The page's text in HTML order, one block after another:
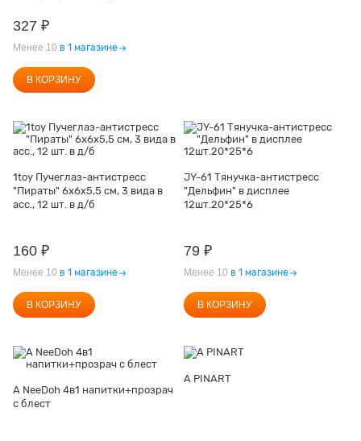
327 ₽
Менее 10 в 1 магазине
В КОРЗИНУ
1toy Пучеглаз-антистресс
"Пираты" 6х6x5,5 см, 3 вида в
асс., 12 шт. в д/б
160 ₽
Менее 10 в 1 магазине
В КОРЗИНУ
JY-61 Тянучка-антистресс
"Дельфин" в дисплее
12шт.20*25*6
79 ₽
Менее 10 в 1 магазине
В КОРЗИНУ
А NeeDoh 4в1 напитки+прозрач
с блест
А PINART